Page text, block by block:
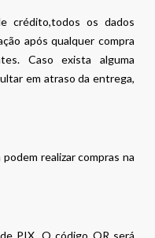
crédito,todos os dados
após qualquer compra
Caso exista alguma
em atraso da entrega,
realizar compras na
PIX. O código QR será